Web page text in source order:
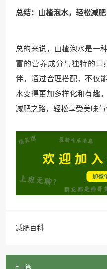
总结：山楂泡水，轻松减肥
总的来说，山楂泡水是一
富的营养成分与独特的
伴。通过合理搭配，不仅
水变得更加多样化和有趣
减肥之路，轻松享受美味与
减肥百科